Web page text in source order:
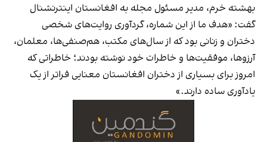
بهشته خرم، مدیر مسئول مجله به افغانستان اینترنشنال
گفت: «هدف ما از این شماره، گردآوری روایت‌های شخصی
دختران و زنانی بود که از سال‌های مکتب، هم‌صنفی‌ها، معلمان،
آرزوها، موفقیت‌ها و خاطرات خود نوشته بودند؛ خاطراتی که
امروز برای بسیاری از دختران افغانستان معنایی فراتر از یک
یادآوری ساده دارند.»